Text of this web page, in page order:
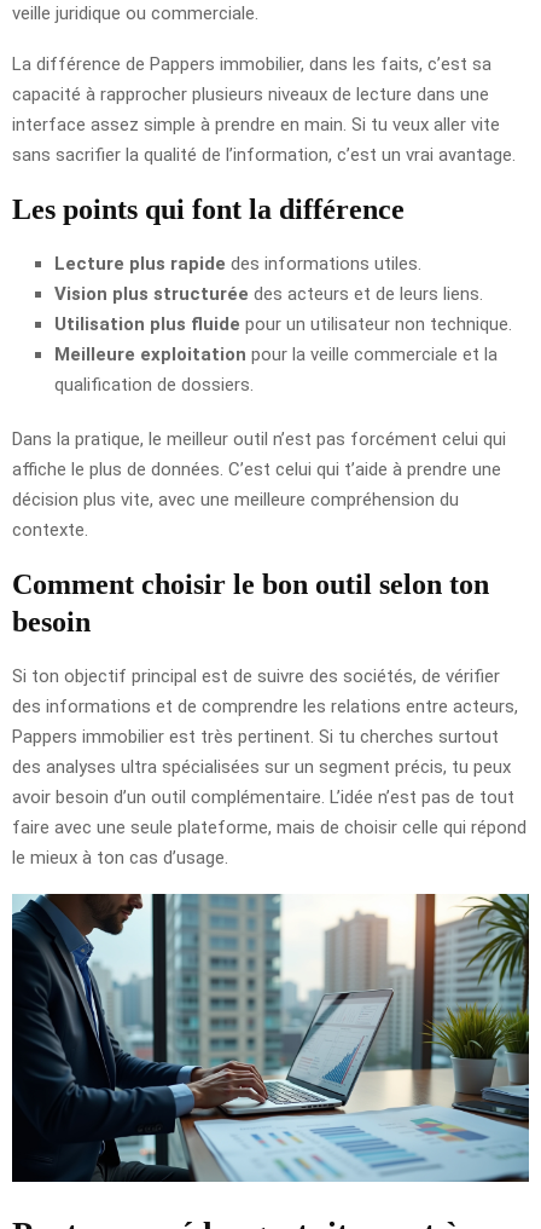
veille juridique ou commerciale.
La différence de Pappers immobilier, dans les faits, c’est sa
capacité à rapprocher plusieurs niveaux de lecture dans une
interface assez simple à prendre en main. Si tu veux aller vite
sans sacrifier la qualité de l’information, c’est un vrai avantage.
Les points qui font la différence
Lecture plus rapide des informations utiles.
Vision plus structurée des acteurs et de leurs liens.
Utilisation plus fluide pour un utilisateur non technique.
Meilleure exploitation pour la veille commerciale et la
qualification de dossiers.
Dans la pratique, le meilleur outil n’est pas forcément celui qui
affiche le plus de données. C’est celui qui t’aide à prendre une
décision plus vite, avec une meilleure compréhension du
contexte.
Comment choisir le bon outil selon ton
besoin
Si ton objectif principal est de suivre des sociétés, de vérifier
des informations et de comprendre les relations entre acteurs,
Pappers immobilier est très pertinent. Si tu cherches surtout
des analyses ultra spécialisées sur un segment précis, tu peux
avoir besoin d’un outil complémentaire. L’idée n’est pas de tout
faire avec une seule plateforme, mais de choisir celle qui répond
le mieux à ton cas d’usage.